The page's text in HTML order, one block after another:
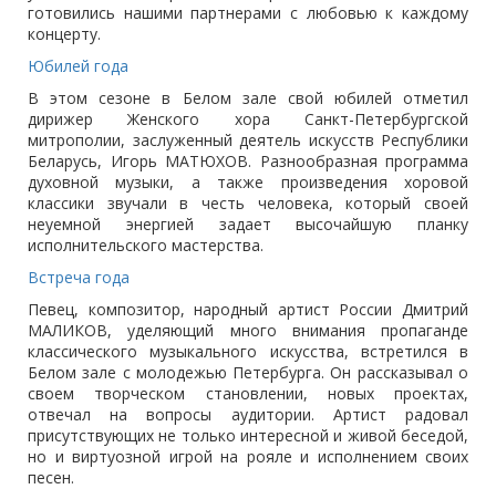
готовились нашими партнерами с любовью к каждому
концерту.
Юбилей года
В этом сезоне в Белом зале свой юбилей отметил
дирижер Женского хора Санкт-Петербургской
митрополии, заслуженный деятель искусств Республики
Беларусь, Игорь МАТЮХОВ. Разнообразная программа
духовной музыки, а также произведения хоровой
классики звучали в честь человека, который своей
неуемной энергией задает высочайшую планку
исполнительского мастерства.
Встреча года
Певец, композитор, народный артист России Дмитрий
МАЛИКОВ, уделяющий много внимания пропаганде
классического музыкального искусства, встретился в
Белом зале с молодежью Петербурга. Он рассказывал о
своем творческом становлении, новых проектах,
отвечал на вопросы аудитории. Артист радовал
присутствующих не только интересной и живой беседой,
но и виртуозной игрой на рояле и исполнением своих
песен.